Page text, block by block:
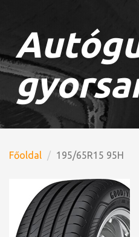
Főoldal 195/65R15 95H